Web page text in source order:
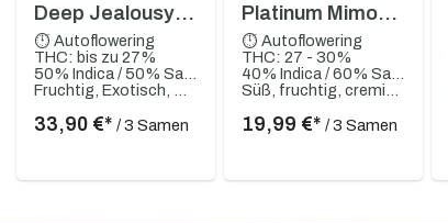
Deep Jealousy
Auto
⏱ Autoflowering
THC: bis zu 27%
33,90 €* / 3 Samen
Platinum Mimosa
Cookies XXL
Auto
⏱ Autoflowering
THC: 27 - 30%
40% Indica / 60% Sativa
19,99 €* / 3 Samen